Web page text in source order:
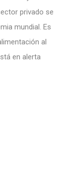
privado se
mundial. Es
al
en alerta